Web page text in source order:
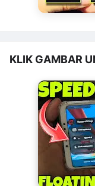
KLIK GAMBAR